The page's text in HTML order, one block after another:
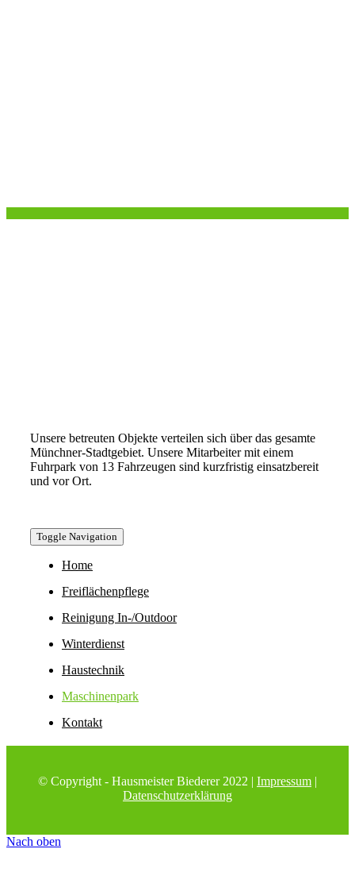
Unsere betreuten Objekte verteilen sich über das gesamte
Münchner-Stadtgebiet. Unsere Mitarbeiter mit einem
Fuhrpark von 13 Fahrzeugen sind kurzfristig einsatzbereit
und vor Ort.
Toggle Navigation
Home
Freiflächenpflege
Reinigung In-/Outdoor
Winterdienst
Haustechnik
Maschinenpark
Kontakt
© Copyright - Hausmeister Biederer 2022 | Impressum |
Datenschutzerklärung
Nach oben